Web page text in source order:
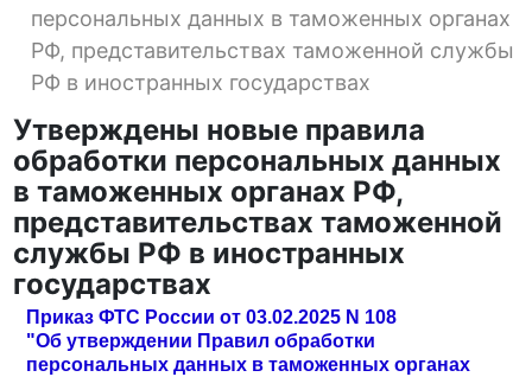
персональных данных в таможенных органах
РФ, представительствах таможенной службы
РФ в иностранных государствах
Утверждены новые правила
обработки персональных данных
в таможенных органах РФ,
представительствах таможенной
службы РФ в иностранных
государствах
Приказ ФТС России от 03.02.2025 N 108
"Об утверждении Правил обработки
персональных данных в таможенных органах